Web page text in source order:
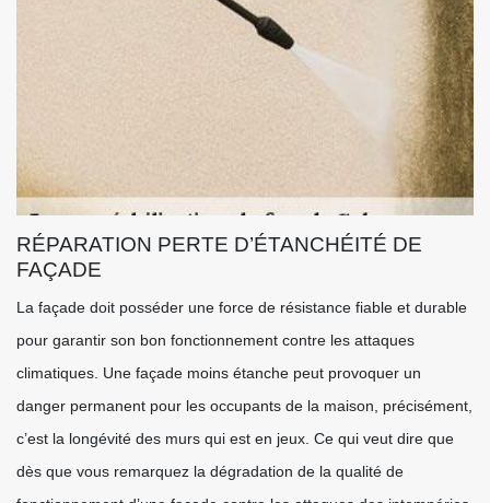
RÉPARATION PERTE D’ÉTANCHÉITÉ DE
FAÇADE
La façade doit posséder une force de résistance fiable et durable
pour garantir son bon fonctionnement contre les attaques
climatiques. Une façade moins étanche peut provoquer un
danger permanent pour les occupants de la maison, précisément,
c’est la longévité des murs qui est en jeux. Ce qui veut dire que
dès que vous remarquez la dégradation de la qualité de